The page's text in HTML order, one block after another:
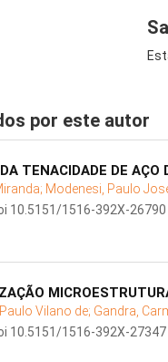
por este autor
TENACIDADE DE
Modenesi, Paulo
10.5151/1516-392X-26790
Vilano de; Gandra,
10.5151/1516-392X-27347